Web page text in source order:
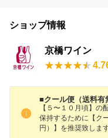
ショップ情報
京橋ワイン
【５〜１０月頃】の
保持するために【ク
円）】を推奨致しま